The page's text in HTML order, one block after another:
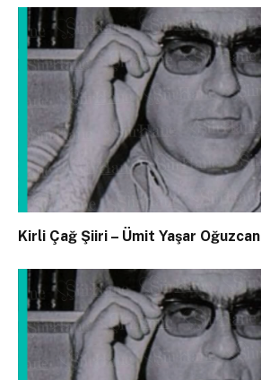
Kirli Çağ Şiiri – Ümit Yaşar Oğuzcan